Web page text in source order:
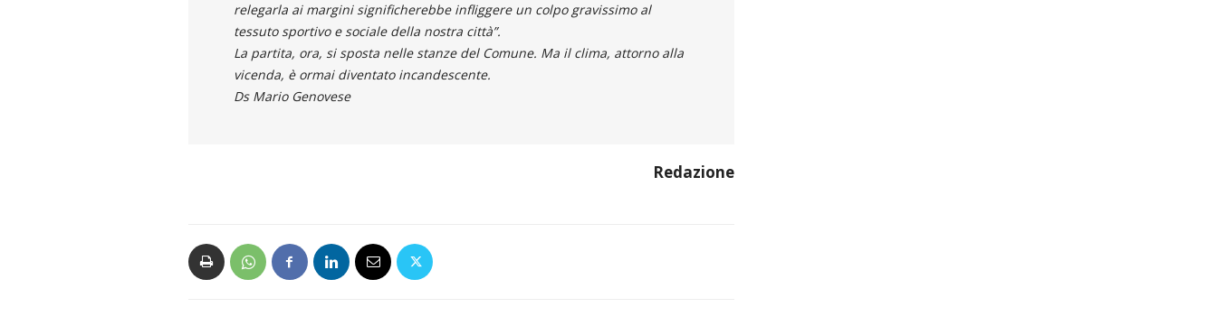
relegarla ai margini significherebbe infliggere un colpo gravissimo al
tessuto sportivo e sociale della nostra città”.
La partita, ora, si sposta nelle stanze del Comune. Ma il clima, attorno alla
vicenda, è ormai diventato incandescente.
Ds Mario Genovese
Redazione